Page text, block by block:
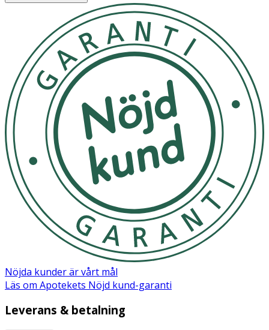
Nöjda kunder är vårt mål
Läs om Apotekets Nöjd kund-garanti
Leverans & betalning